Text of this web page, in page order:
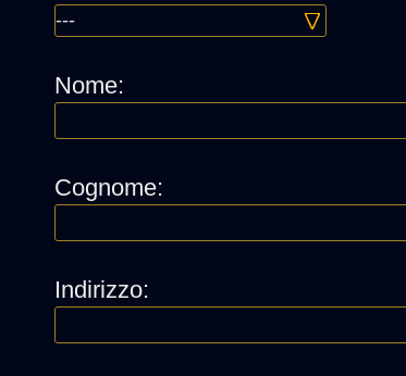
Nome:
Cognome:
Indirizzo: